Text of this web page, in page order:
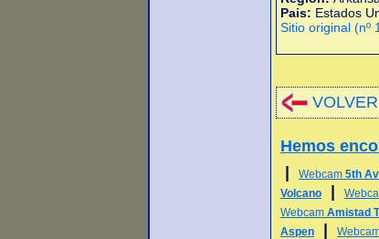
Pais: Estados
Sitio original (nº
Hemos
Webcam 5th
Volcano
Webcam Amistad
Aspen